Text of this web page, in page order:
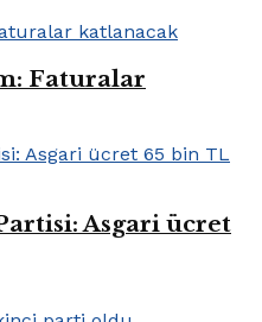
Faturalar
Asgari ücret